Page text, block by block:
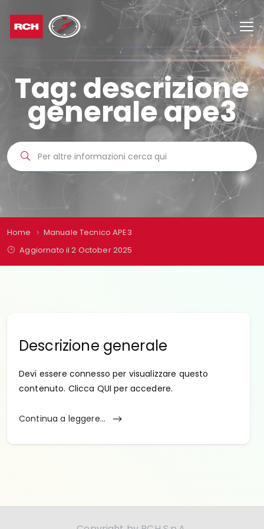
Tag:descrizione
generale ape3
Home
Manuale Tecnico APE3
Aggiornato il 2 October 2025
Descrizione generale
Devi essere connesso per visualizzare questo
contenuto. Clicca QUI per accedere.
Continua a leggere...